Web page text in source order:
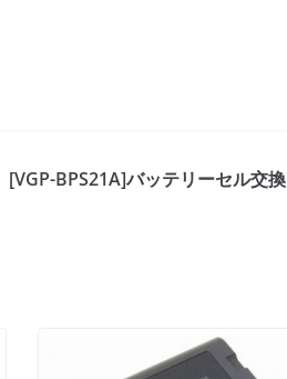
[VGP-BPS21A]バッテリーセル交換